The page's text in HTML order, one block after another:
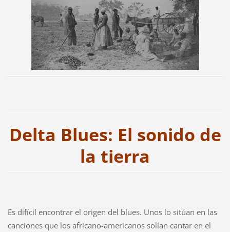
Delta Blues: El sonido de
la tierra
Es difícil encontrar el origen del blues. Unos lo sitúan en las
canciones que los africano-americanos solían cantar en el